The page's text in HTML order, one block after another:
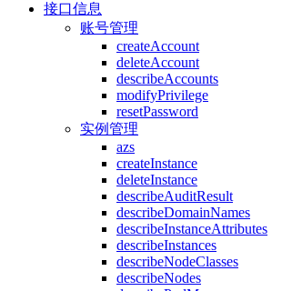
接口信息
账号管理
createAccount
deleteAccount
describeAccounts
modifyPrivilege
resetPassword
实例管理
azs
createInstance
deleteInstance
describeAuditResult
describeDomainNames
describeInstanceAttributes
describeInstances
describeNodeClasses
describeNodes